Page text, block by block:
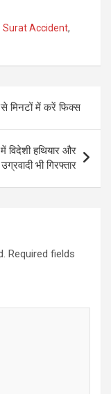
Surat Accident,
से मिनटों में करें फिक्स
में विदेशी हथियार और
भी गिरफ्तार
Required fields